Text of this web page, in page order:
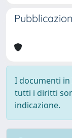
I documenti
tutti i diritti
indicazione.